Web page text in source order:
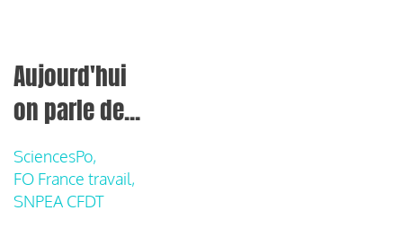
Aujourd'hui
on parle de...
SciencesPo,
FO France travail,
SNPEA CFDT